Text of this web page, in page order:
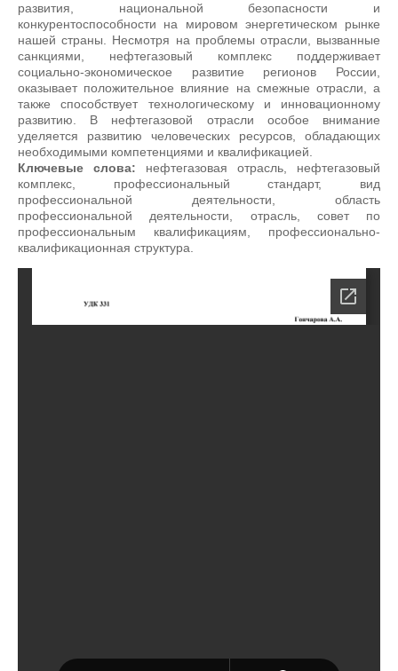
развития, национальной безопасности и
конкурентоспособности на мировом энергетическом рынке
нашей страны. Несмотря на проблемы отрасли, вызванные
санкциями, нефтегазовый комплекс поддерживает
социально-экономическое развитие регионов России,
оказывает положительное влияние на смежные отрасли, а
также способствует технологическому и инновационному
развитию. В нефтегазовой отрасли особое внимание
уделяется развитию человеческих ресурсов, обладающих
необходимыми компетенциями и квалификацией.
Ключевые слова: нефтегазовая отрасль, нефтегазовый
комплекс, профессиональный стандарт, вид
профессиональной деятельности, область
профессиональной деятельности, отрасль, совет по
профессиональным квалификациям, профессионально-
квалификационная структура.